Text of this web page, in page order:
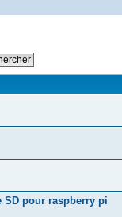
SD pour raspberry pi